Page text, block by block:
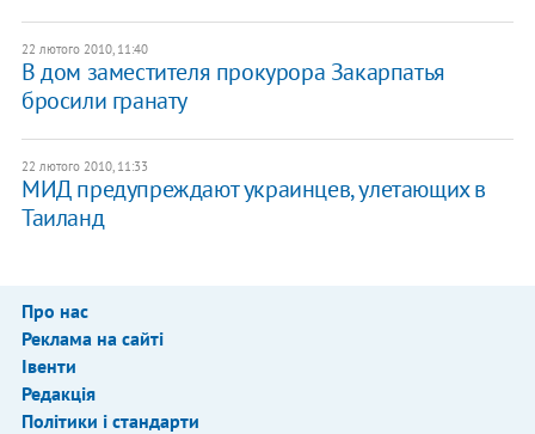
22 лютого 2010, 11:40
В дом заместителя прокурора Закарпатья
бросили гранату
22 лютого 2010, 11:33
МИД предупреждают украинцев, улетающих в
Таиланд
Про нас
Реклама на сайті
Івенти
Редакція
Політики і стандарти